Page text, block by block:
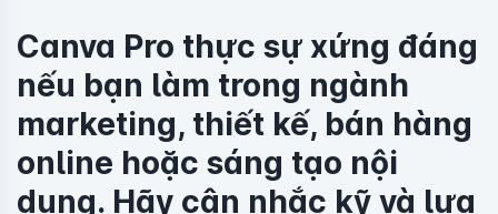
Canva Pro thực sự xứng đáng
nếu bạn làm trong ngành
marketing, thiết kế, bán hàng
online hoặc sáng tạo nội
dung. Hãy cân nhắc kỹ và lựa